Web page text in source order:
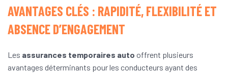
AVANTAGES CLÉS : RAPIDITÉ, FLEXIBILITÉ ET
ABSENCE D’ENGAGEMENT
Les assurances temporaires auto offrent plusieurs
avantages déterminants pour les conducteurs ayant des